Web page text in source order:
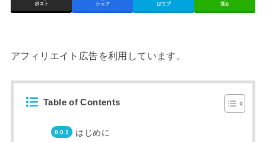
ポスト シェア はてブ 送る
アフィリエイト広告を利用しています。
Table of Contents
はじめに